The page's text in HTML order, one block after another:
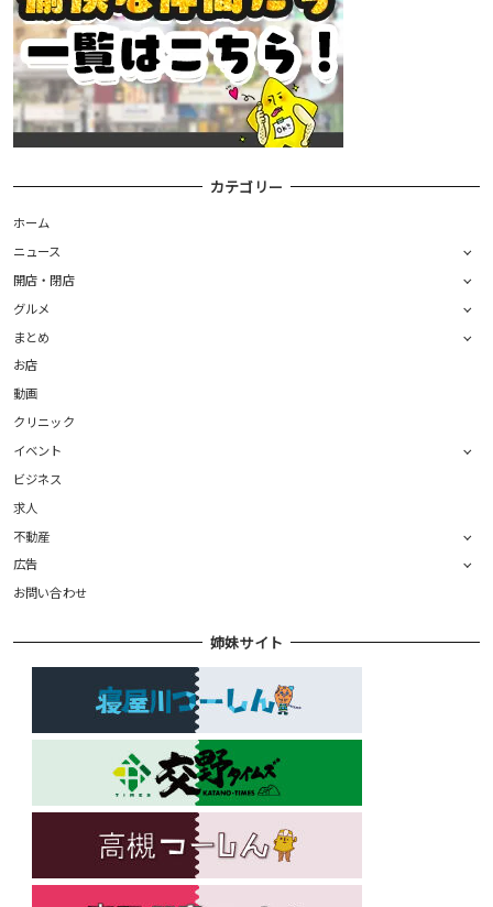
カテゴリー
ホーム
ニュース
開店・閉店
グルメ
まとめ
お店
動画
クリニック
イベント
ビジネス
求人
不動産
広告
お問い合わせ
姉妹サイト